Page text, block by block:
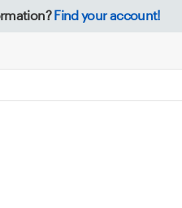
Find your account!